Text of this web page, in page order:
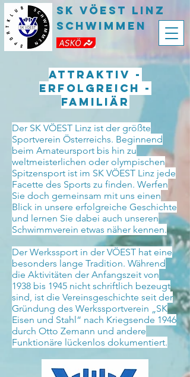
SK VÖEST LInz
Schwimmen
Attraktiv -
erfolgreich -
familiär
Der SK VÖEST Linz ist der größte
Sportverein Österreichs. Beginnend
beim Amateursport bis hin zu
weltmeisterlichen oder olympischen
Spitzensport ist im SK VÖEST Linz jede
Facette des Sports zu finden. Werfen
Sie doch gemeinsam mit uns einen
Blick in unsere erfolgreiche Geschichte
und lernen Sie dabei auch unseren
Schwimmverein etwas näher kennen.
Der Werkssport in der VÖEST hat eine
besonders lange Tradition. Während
die Aktivitäten der Anfangszeit von
1938 bis 1945 nicht schriftlich bezeugt
sind, ist die Vereinsgeschichte seit der
Gründung des Werkssportverein „SK
Eisen und Stahl“ nach Kriegsende 1946
durch Otto Zemann und andere
Funktionäre lückenlos dokumentiert.